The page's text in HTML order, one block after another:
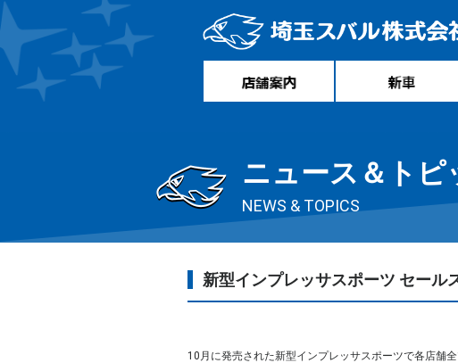
ニュース＆トピ
NEWS & TOPICS
新型インプレッサスポーツ セール
10月に発売された新型インプレッサスポーツで各店舗